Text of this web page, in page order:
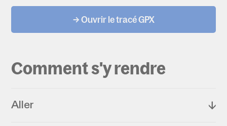
→ Ouvrir le tracé GPX
Comment s'y rendre
Aller ↓